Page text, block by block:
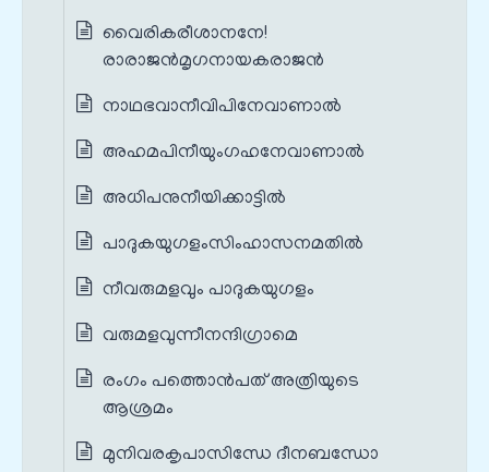
വൈരികരീശാനനേ!
രാരാജന്‍മൃഗനായകരാജന്‍
നാഥഭവാനീവിപിനേവാണാല്‍
അഹമപിനീയുംഗഹനേവാണാല്‍
അധിപനുനീയിക്കാട്ടില്‍
പാദുകയുഗളംസിംഹാസനമതില്‍
നീവരുമളവും പാദുകയുഗളം
വരുമളവുന്നീനന്ദിഗ്രാമെ
രംഗം പത്തൊൻപത് അത്രിയുടെ
ആശ്രമം
മുനിവരകൃപാസിന്ധേ ദീനബന്ധോ